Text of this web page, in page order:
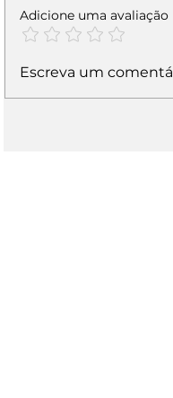
Adicione uma avaliação
Escreva um